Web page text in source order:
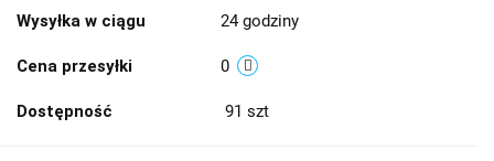
Wysyłka w ciągu 24 godziny
Cena przesyłki 0
Dostępność 91 szt